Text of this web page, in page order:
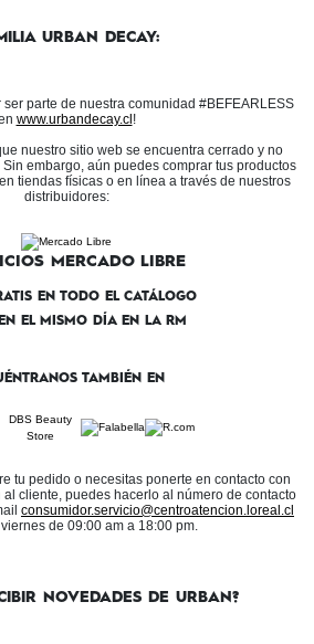
URBAN DECAY:
ser parte de nuestra comunidad #BEFEARLESS
www.urbandecay.cl !
nuestro sitio web se encuentra cerrado y no
embargo, aún puedes comprar tus productos
tiendas físicas o en línea a través de nuestros
distribuidores:
MERCADO LIBRE
EN TODO EL CATÁLOGO
EN EL MISMO DÍA EN LA RM
TAMBIÉN EN
tu pedido o necesitas ponerte en contacto con
cliente, puedes hacerlo al número de contacto
consumidor.servicio@centroatencion.loreal.cl
de 09:00 am a 18:00 pm.
NOVEDADES DE URBAN?